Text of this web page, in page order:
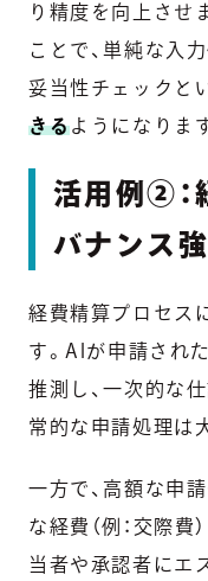
り精度を向上させ
ことで、単純な入
妥当性チェックと
きるようになります
活用例②：
バナンス
経費精算プロセス
す。AIが申請され
推測し、一次的な
常的な申請処理は
一方で、高額な申
な経費（例：交際費
当者や承認者にエ